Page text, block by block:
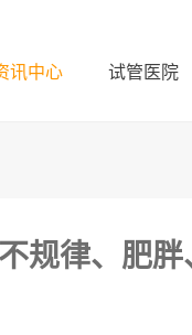
讯中心 试管医院
规律、肥